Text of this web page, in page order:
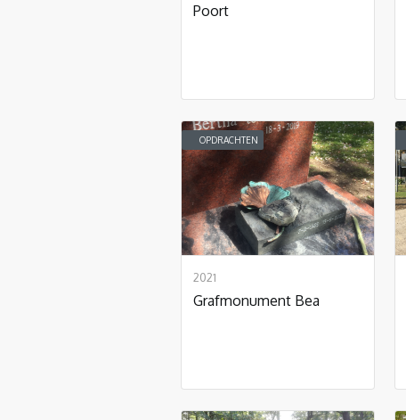
Poort
OPDRACHTEN
2021
Grafmonument Bea